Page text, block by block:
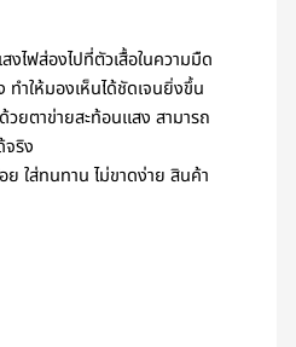
ไฟส่องไปที่ตัวเสื้อในความมืด
ำให้มองเห็นได้ชัดเจนยิ่งขึ้น
ยตาข่ายสะท้อนแสง สามารถ
จริง
ใส่ทนทาน ไม่ขาดง่าย สินค้า